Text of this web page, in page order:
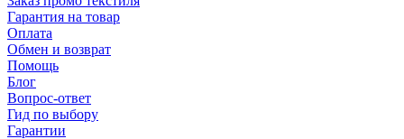
Гарантия на товар
Оплата
Обмен и возврат
Помощь
Блог
Вопрос-ответ
Гид по выбору
Гарантии